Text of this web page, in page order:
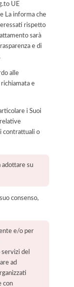
UE
La informa che
rispetto
sarà
e di
alle
e
i Suoi
contrattuali o
adottare su
consenso,
e/o per
del
ad
con